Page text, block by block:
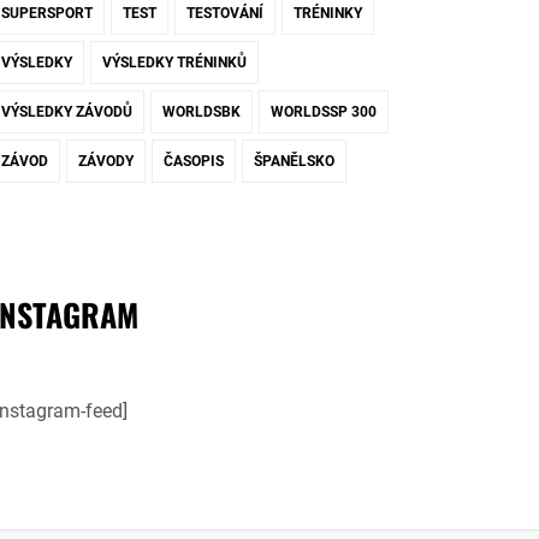
SUPERSPORT TEST TESTOVÁNÍ TRÉNINKY
VÝSLEDKY VÝSLEDKY TRÉNINKŮ
VÝSLEDKY ZÁVODŮ WORLDSBK WORLDSSP 300
ZÁVOD ZÁVODY ČASOPIS ŠPANĚLSKO
feed]